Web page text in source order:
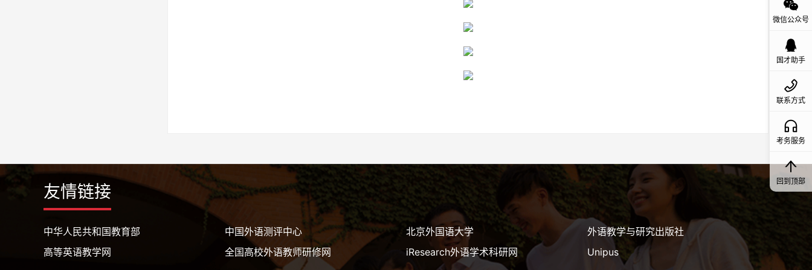
友情链接
中华人民共和国教育部 中国外语测评中心 北京外国语大学
外语教学与研究出版社
高等英语教学网
全国高校外语教师研修网 iResearch外语学术科研网 Unipus
微信公众号
国才助手
联系方式
考务服务
回到顶部